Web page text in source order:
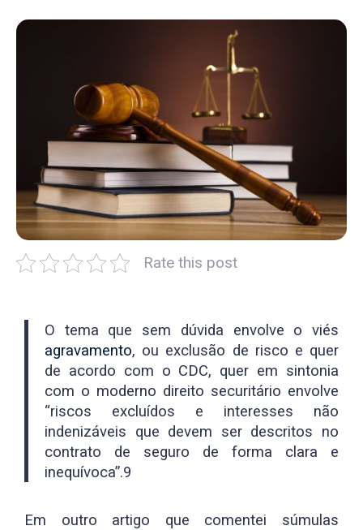
Rate this post
O tema que sem dúvida envolve o viés
agravamento, ou exclusão de risco e quer
de acordo com o CDC, quer em sintonia
com o moderno direito securitário envolve
“riscos excluídos e interesses não
indenizáveis que devem ser descritos no
contrato de seguro de forma clara e
inequívoca”.9
Em outro artigo que comentei súmulas